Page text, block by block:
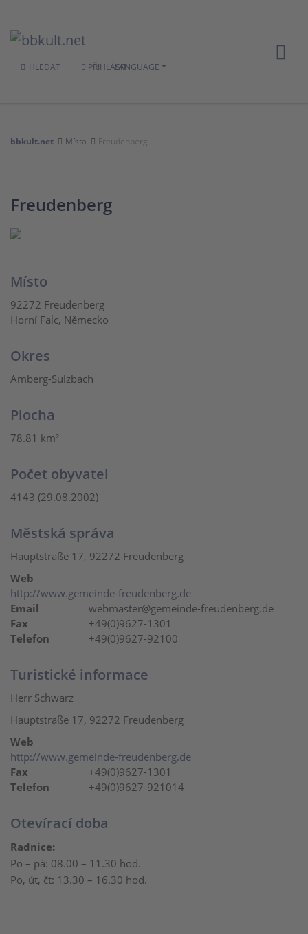
HLEDAT PŘIHLÁSITLANGUAGE
bbkult.net Místa Freudenberg
Freudenberg
Místo
92272 Freudenberg
Horní Falc, Německo
Okres
Amberg-Sulzbach
Plocha
78.81 km²
Počet obyvatel
4143 (29.08.2002)
Městská správa
Hauptstraße 17, 92272 Freudenberg
Web
http://www.gemeinde-freudenberg.de
Email
webmaster@gemeinde-freudenberg.de
Fax
+49(0)9627-1301
Telefon
+49(0)9627-92100
Turistické informace
Herr Schwarz
Hauptstraße 17, 92272 Freudenberg
Web
http://www.gemeinde-freudenberg.de
Fax
+49(0)9627-1301
Telefon
+49(0)9627-921014
Otevírací doba
Radnice:
Po – pá: 08.00 – 11.30 hod.
Po, út, čt: 13.30 – 16.30 hod.